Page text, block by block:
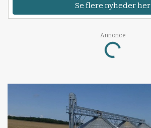
Se flere nyheder her
Annonce
Loading...